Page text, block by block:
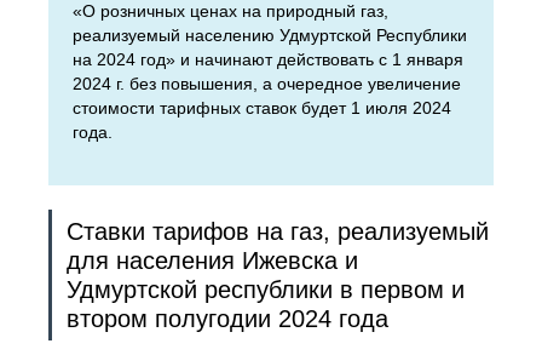
«О розничных ценах на природный газ,
реализуемый населению Удмуртской Республики
на 2024 год» и начинают действовать с 1 января
2024 г. без повышения, а очередное увеличение
стоимости тарифных ставок будет 1 июля 2024
года.
Ставки тарифов на газ, реализуемый
для населения Ижевска и
Удмуртской республики в первом и
втором полугодии 2024 года